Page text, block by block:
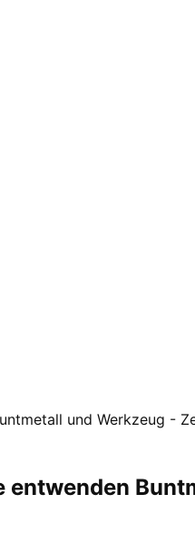
und Werkzeug -